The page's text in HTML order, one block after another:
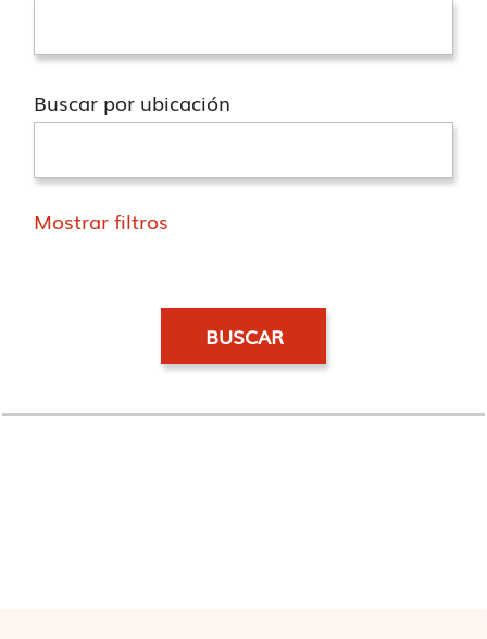
Buscar por ubicación
Mostrar filtros